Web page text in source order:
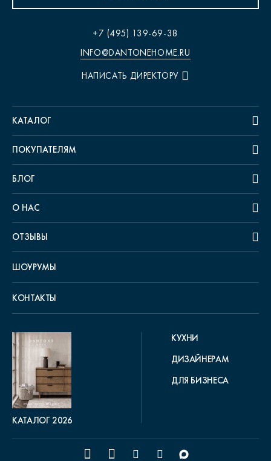
+7 (495) 139-69-38
INFO@DANTONEHOME.RU
НАПИСАТЬ ДИРЕКТОРУ
КАТАЛОГ
ПОКУПАТЕЛЯМ
БЛОГ
О НАС
ОТЗЫВЫ
ШОУРУМЫ
КОНТАКТЫ
КАТАЛОГ 2026
КУХНИ
ДИЗАЙНЕРАМ
ДЛЯ БИЗНЕСА